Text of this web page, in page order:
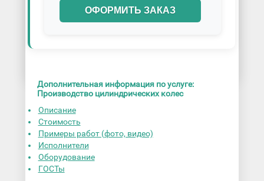
ОФОРМИТЬ ЗАКАЗ
Дополнительная информация по услуге:
Производство цилиндрических колес
Описание
Стоимость
Примеры работ (фото, видео)
Исполнители
Оборудование
ГОСТы